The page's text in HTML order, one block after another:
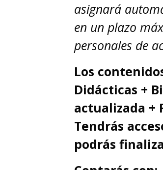
asignará
en un plazo
personales de
Los
Didácticas +
actualizada +
Tendrás
podrás